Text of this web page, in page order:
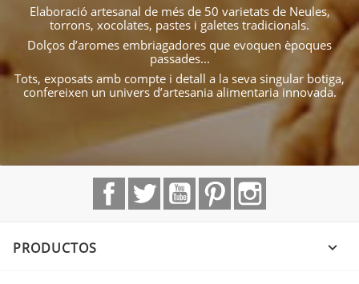
Elaboració artesanal de més de 50 varietats de Neules,
torrons, xocolates, pastes i galetes tradicionals.
Dolços d’aromes embriagadores que evoquen èpoques
passades...
Tots, exposats amb compte i detall a la seva singular botiga,
confereixen un univers d’artesania alimentaria innovada.
FacebookTwitter YouTubePinterest
PRODUCTOS 